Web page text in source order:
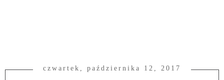
czwartek, października 12, 2017